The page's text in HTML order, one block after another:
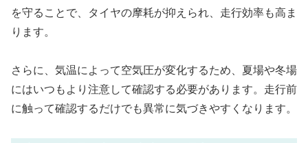
を守ることで、タイヤの摩耗が抑えられ、走行効率も高ま
ります。
さらに、気温によって空気圧が変化するため、夏場や冬場
にはいつもより注意して確認する必要があります。走行前
に触って確認するだけでも異常に気づきやすくなります。